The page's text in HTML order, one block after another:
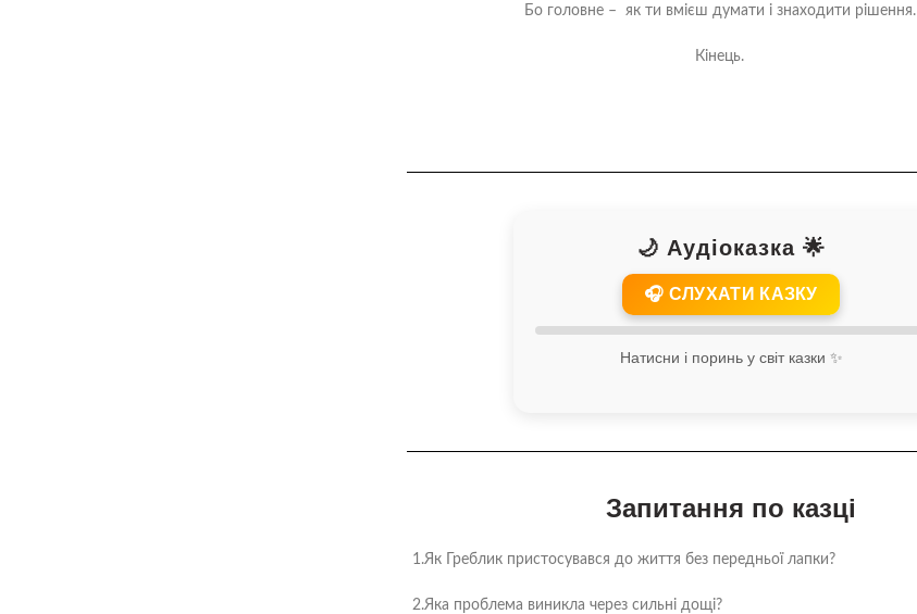
Бо головне – як ти вмієш думати і знаходити рішення.
Кінець.
🌙 Аудіоказка 🌟
🎧 СЛУХАТИ КАЗКУ
Натисни і поринь у світ казки ✨
Запитання по казці
1.Як Греблик пристосувався до життя без передньої лапки?
2.Яка проблема виникла через сильні дощі?